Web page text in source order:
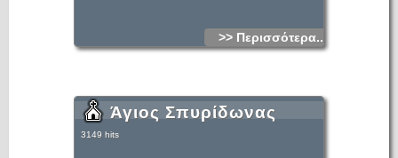
>> Περισσότερα...
Άγιος Σπυρίδωνας
3149 hits